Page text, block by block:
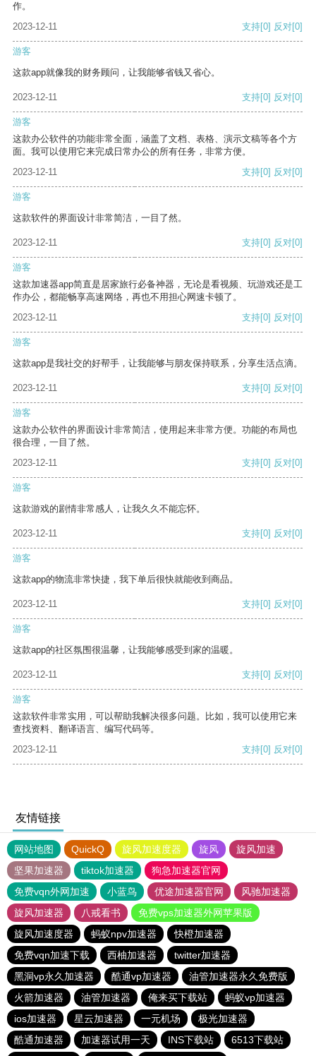
作。
2023-12-11
支持[0] 反对[0]
游客
这款app就像我的财务顾问，让我能够省钱又省心。
2023-12-11 支持[0] 反对[0]
游客
这款办公软件的功能非常全面，涵盖了文档、表格、演示文稿等各个方
面。我可以使用它来完成日常办公的所有任务，非常方便。
2023-12-11
支持[0] 反对[0]
游客
这款软件的界面设计非常简洁，一目了然。
2023-12-11 支持[0] 反对[0]
游客
这款加速器app简直是居家旅行必备神器，无论是看视频、玩游戏还是工
作办公，都能畅享高速网络，再也不用担心网速卡顿了。
2023-12-11
支持[0] 反对[0]
游客
这款app是我社交的好帮手，让我能够与朋友保持联系，分享生活点滴。
2023-12-11 支持[0] 反对[0]
游客
这款办公软件的界面设计非常简洁，使用起来非常方便。功能的布局也
很合理，一目了然。
2023-12-11
支持[0] 反对[0]
游客
这款游戏的剧情非常感人，让我久久不能忘怀。
2023-12-11 支持[0] 反对[0]
游客
这款app的物流非常快捷，我下单后很快就能收到商品。
2023-12-11 支持[0] 反对[0]
游客
这款app的社区氛围很温馨，让我能够感受到家的温暖。
2023-12-11 支持[0] 反对[0]
游客
这款软件非常实用，可以帮助我解决很多问题。比如，我可以使用它来
查找资料、翻译语言、编写代码等。
2023-12-11
支持[0] 反对[0]
友情链接
网站地图 QuickQ 旋风加速度器 旋风
旋风加速
坚果加速器
tiktok加速器
狗急加速器官网
免费vqn外网加速
小蓝鸟 优途加速器官网
风驰加速器
旋风加速器
八戒看书
免费vps加速器外网苹果版
旋风加速度器
蚂蚁npv加速器
快橙加速器
免费vqn加速下载
西柚加速器
twitter加速器
黑洞vp永久加速器
酷通vp加速器
油管加速器永久免费版
火箭加速器
油管加速器 俺来买下载站
蚂蚁vp加速器
ios加速器
星云加速器 一元机场
极光加速器
酷通加速器
加速器试用一天 INS下载站
6513下载站